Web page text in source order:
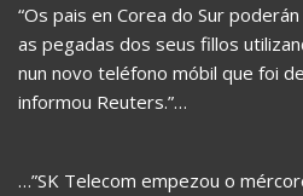
“Os pais en Corea do Sur
as pegadas dos seus fillos
nun novo teléfono móbil que foi
informou Reuters.”…
…”SK Telecom empezou o